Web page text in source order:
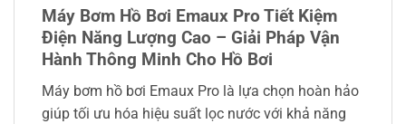
Máy Bơm Hồ Bơi Emaux Pro Tiết Kiệm
Điện Năng Lượng Cao – Giải Pháp Vận
Hành Thông Minh Cho Hồ Bơi
Máy bơm hồ bơi Emaux Pro là lựa chọn hoàn hảo
giúp tối ưu hóa hiệu suất lọc nước với khả năng